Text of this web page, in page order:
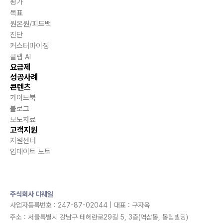
목표
원온원/피드백
진단
커스터마이징
클랩 AI
요금제
성공사례
콘텐츠
가이드북
블로그
보도자료
고객지원
지원센터
업데이트 노트
주식회사 디웨일
사업자등록번호 : 247-87-02044 | 대표 : 구자욱
주소 : 서울특별시 강남구 테헤란로29길 5, 3층(역삼동, 동림빌딩)